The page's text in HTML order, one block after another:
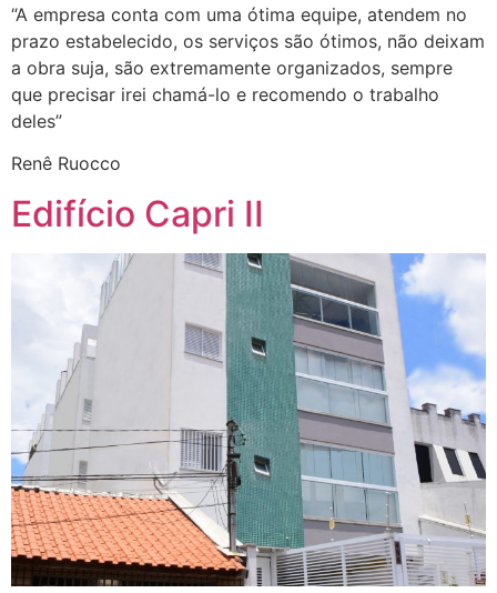
“A empresa conta com uma ótima equipe, atendem no
prazo estabelecido, os serviços são ótimos, não deixam
a obra suja, são extremamente organizados, sempre
que precisar irei chamá-lo e recomendo o trabalho
deles”
Renê Ruocco
Edifício Capri II